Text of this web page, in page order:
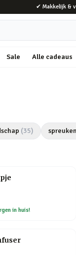
✔ Makkelijk &
Sale Alle cadeaus
(35)
in huis!